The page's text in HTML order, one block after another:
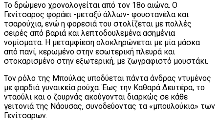
Το δρώμενο χρονολογείται από τον 18ο αιώνα. Ο
Γενίτσαρος φοράει -μεταξύ άλλων- φουστανέλα και
τσαρούχια, ενώ η φορεσιά του στολίζεται με πολλές
σειρές από βαριά και λεπτοδουλεμένα ασημένια
νομίσματα. Η μεταμφίεση ολοκληρώνεται με μία μάσκα
από πανί, κερωμένο στην εσωτερική πλευρά και
στοκαρισμένο στην εξωτερική, με ζωγραφιστό μουστάκι.
Τον ρόλο της Μπούλας υποδύεται πάντα άνδρας ντυμένος
με φαρδιά γυναικεία ρούχα. Έως την Καθαρά Δευτέρα, το
νταούλι και ο ζουρνάς ακούγονται διαρκώς σε κάθε
γειτονιά της Νάουσας, συνοδεύοντας τα «μπουλούκια» των
Γενίτσαρων.